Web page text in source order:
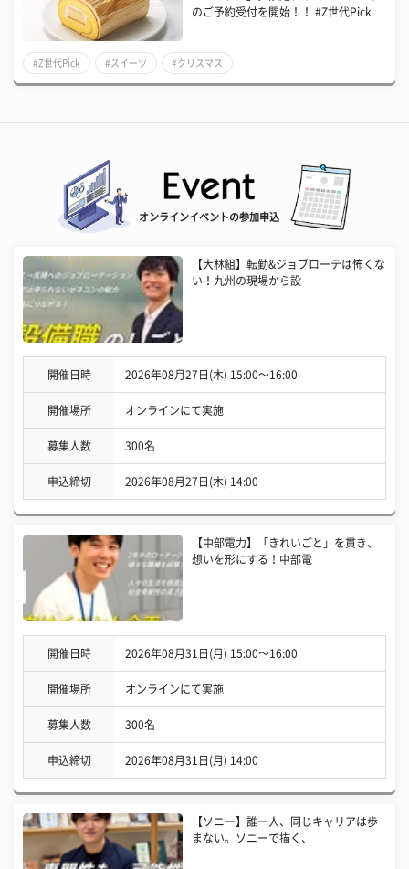
のご予約受付を開始！！ #Z世代Pick
#Z世代Pick #スイーツ #クリスマス
オンラインイベントの参加申込
【大林組】転勤&ジョブローテは怖くな
い！九州の現場から設
開催日時 2026年08月27日(木) 15:00〜16:00
開催場所 オンラインにて実施
募集人数 300名
申込締切 2026年08月27日(木) 14:00
【中部電力】「きれいごと」を貫き、
想いを形にする！中部電
開催日時 2026年08月31日(月) 15:00〜16:00
開催場所 オンラインにて実施
募集人数 300名
申込締切 2026年08月31日(月) 14:00
【ソニー】誰一人、同じキャリアは歩
まない。ソニーで描く、